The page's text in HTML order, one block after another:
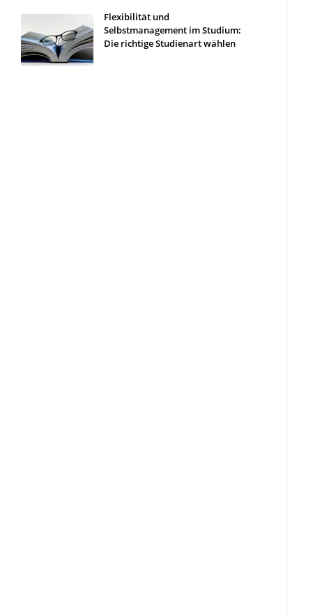
Flexibilität und
Selbstmanagement im Studium:
Die richtige Studienart wählen